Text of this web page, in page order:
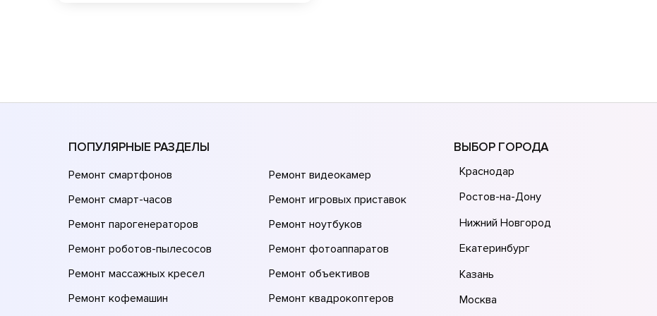
ПОПУЛЯРНЫЕ РАЗДЕЛЫ
Ремонт смартфонов
Ремонт смарт-часов
Ремонт парогенераторов
Ремонт роботов-пылесосов
Ремонт массажных кресел
Ремонт кофемашин
Ремонт видеокамер
Ремонт игровых приставок
Ремонт ноутбуков
Ремонт фотоаппаратов
Ремонт объективов
Ремонт квадрокоптеров
ВЫБОР ГОРОДА
Краснодар
Ростов-на-Дону
Нижний Новгород
Екатеринбург
Казань
Москва